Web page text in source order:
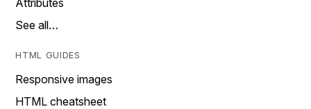
See all…
HTML GUIDES
Responsive images
HTML cheatsheet